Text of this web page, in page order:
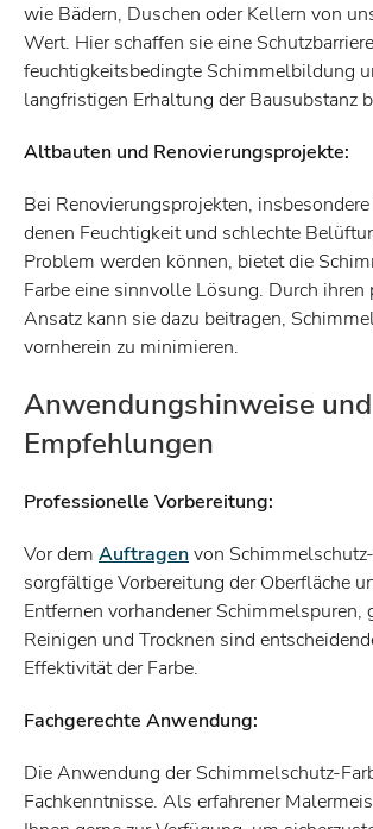
wie Bädern, Duschen oder Kellern von
Wert. Hier schaffen sie eine
feuchtigkeitsbedingte Schimmelbildung
langfristigen Erhaltung der Bausubstanz
Altbauten und Renovierungsprojekte:
Bei Renovierungsprojekten,
denen Feuchtigkeit und schlechte
Problem werden können, bietet die
Farbe eine sinnvolle Lösung. Durch ihren
Ansatz kann sie dazu beitragen,
vornherein zu minimieren.
Anwendungshinweise und
Empfehlungen
Professionelle Vorbereitung:
Vor dem Auftragenvon
sorgfältige Vorbereitung der Oberfläche
Entfernen vorhandener Schimmelspuren,
Reinigen und Trocknen sind
Effektivität der Farbe.
Fachgerechte Anwendung:
Die Anwendung der Schimmelschutz-
Fachkenntnisse. Als erfahrener